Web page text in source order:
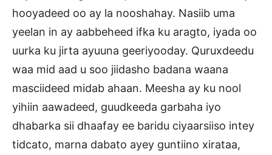
hooyadeed oo ay la nooshahay. Nasiib uma
yeelan in ay aabbeheed ifka ku aragto, iyada oo
uurka ku jirta ayuuna geeriyooday. Quruxdeedu
waa mid aad u soo jiidasho badana waana
masciideed midab ahaan. Meesha ay ku nool
yihiin aawadeed, guudkeeda garbaha iyo
dhabarka sii dhaafay ee baridu ciyaarsiiso intey
tidcato, marna dabato ayey guntiino xirataa,